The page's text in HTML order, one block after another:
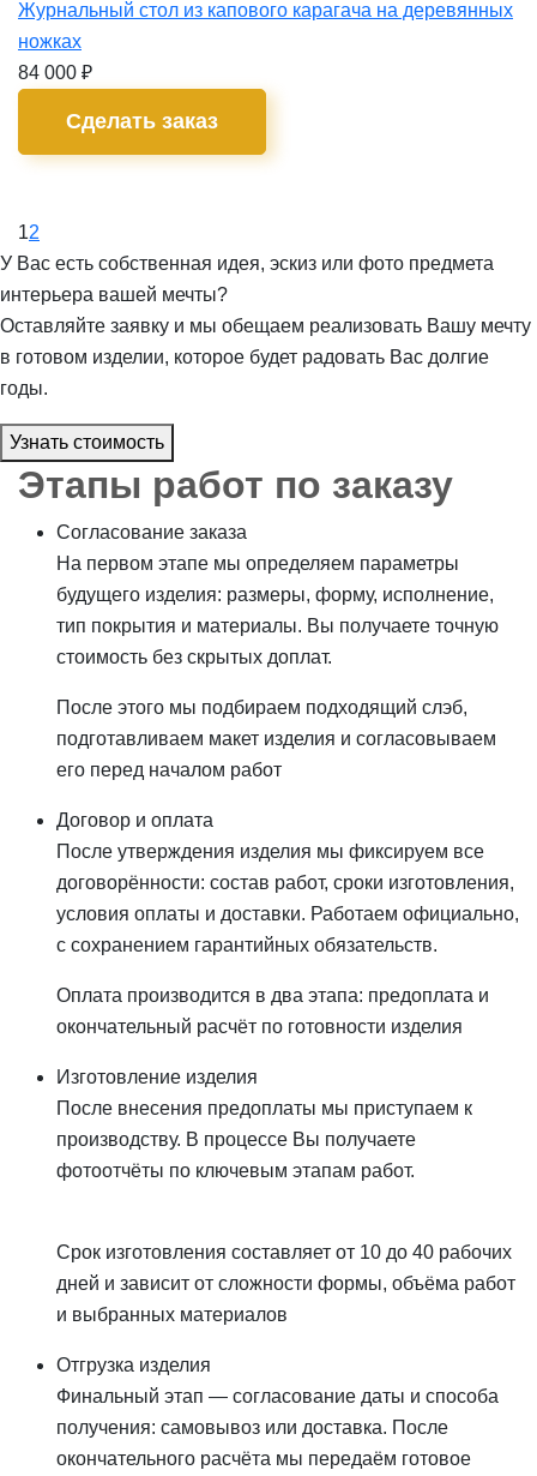
Журнальный стол из капового карагача на деревянных
ножках
84 000 ₽
Сделать заказ
12
У Вас есть собственная идея, эскиз или фото предмета
интерьера вашей мечты?
Оставляйте заявку и мы обещаем реализовать Вашу мечту
в готовом изделии, которое будет радовать Вас долгие
годы.
Узнать стоимость
Этапы работ по заказу
Согласование заказа
На первом этапе мы определяем параметры
будущего изделия: размеры, форму, исполнение,
тип покрытия и материалы. Вы получаете точную
стоимость без скрытых доплат.
После этого мы подбираем подходящий слэб,
подготавливаем макет изделия и согласовываем
его перед началом работ
Договор и оплата
После утверждения изделия мы фиксируем все
договорённости: состав работ, сроки изготовления,
условия оплаты и доставки. Работаем официально,
с сохранением гарантийных обязательств.
Оплата производится в два этапа: предоплата и
окончательный расчёт по готовности изделия
Изготовление изделия
После внесения предоплаты мы приступаем к
производству. В процессе Вы получаете
фотоотчёты по ключевым этапам работ.
Срок изготовления составляет от 10 до 40 рабочих
дней и зависит от сложности формы, объёма работ
и выбранных материалов
Отгрузка изделия
Финальный этап — согласование даты и способа
получения: самовывоз или доставка. После
окончательного расчёта мы передаём готовое